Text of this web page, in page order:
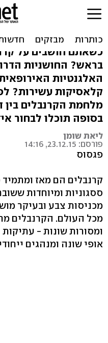
מלחמת
אמריקה מול
כשאתם חושבים על
בראש? החושניות
האלגנטיות
קלאסיקות עשירות?
מלחמת הקרנבלים בין
בסופה תוכלו לבחור
ליאת שומן
פורסם: 23.12.15, 14:16
פגסוס
קרנבלים הם מאז
ססגוניות ומיוחדות
מכניסות צבע ובעיקר
מכל העולם. הקרנבלים
ומסורות שונות -
אופי שונה ומנהגים